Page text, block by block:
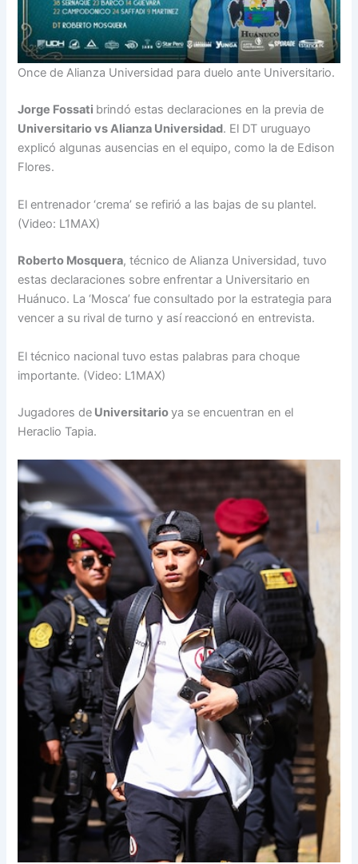
Once de Alianza Universidad para duelo ante Universitario.
Jorge Fossati brindó estas declaraciones en la previa de
Universitario vs Alianza Universidad. El DT uruguayo
explicó algunas ausencias en el equipo, como la de Edison
Flores.
El entrenador ‘crema’ se refirió a las bajas de su plantel.
(Video: L1MAX)
Roberto Mosquera, técnico de Alianza Universidad, tuvo
estas declaraciones sobre enfrentar a Universitario en
Huánuco. La ‘Mosca’ fue consultado por la estrategia para
vencer a su rival de turno y así reaccionó en entrevista.
El técnico nacional tuvo estas palabras para choque
importante. (Video: L1MAX)
Jugadores de Universitarioya se encuentran en el
Heraclio Tapia.